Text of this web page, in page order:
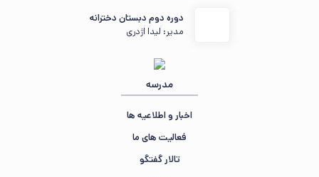
دوره دوم دبستان دخترانه
مدیر: لیدا اژدری
مدرسه
اخبار و اطلاعیه ها
فعالیت های ما
تالار گفتگو